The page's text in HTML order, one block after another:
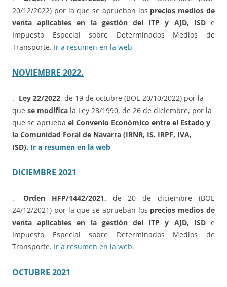
20/12/2022) por la que se aprueban los precios medios de
venta aplicables en la gestión del ITP y AJD, ISDe
Impuesto Especial sobre Determinados Medios de
Transporte. Ir a resumen en la web
NOVIEMBRE 2022.
.- Ley 22/2022, de 19 de octubre (BOE 20/10/2022) por la
que se modifica la Ley 28/1990, de 26 de diciembre, por la
que se aprueba el Convenio Económico entre el Estado y
la Comunidad Foral de Navarra (IRNR, IS. IRPF, IVA,
ISD). Ir a resumen en la web
DICIEMBRE 2021
.- Orden HFP/1442/2021, de 20 de diciembre (BOE
24/12/2021) por la que se aprueban los precios medios de
venta aplicables en la gestión del ITP y AJD, ISDe
Impuesto Especial sobre Determinados Medios de
Transporte. Ir a resumen en la web.
OCTUBRE 2021